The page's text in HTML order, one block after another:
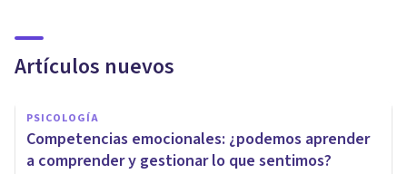
Artículos nuevos
PSICOLOGÍA
Competencias emocionales: ¿podemos aprender
a comprender y gestionar lo que sentimos?